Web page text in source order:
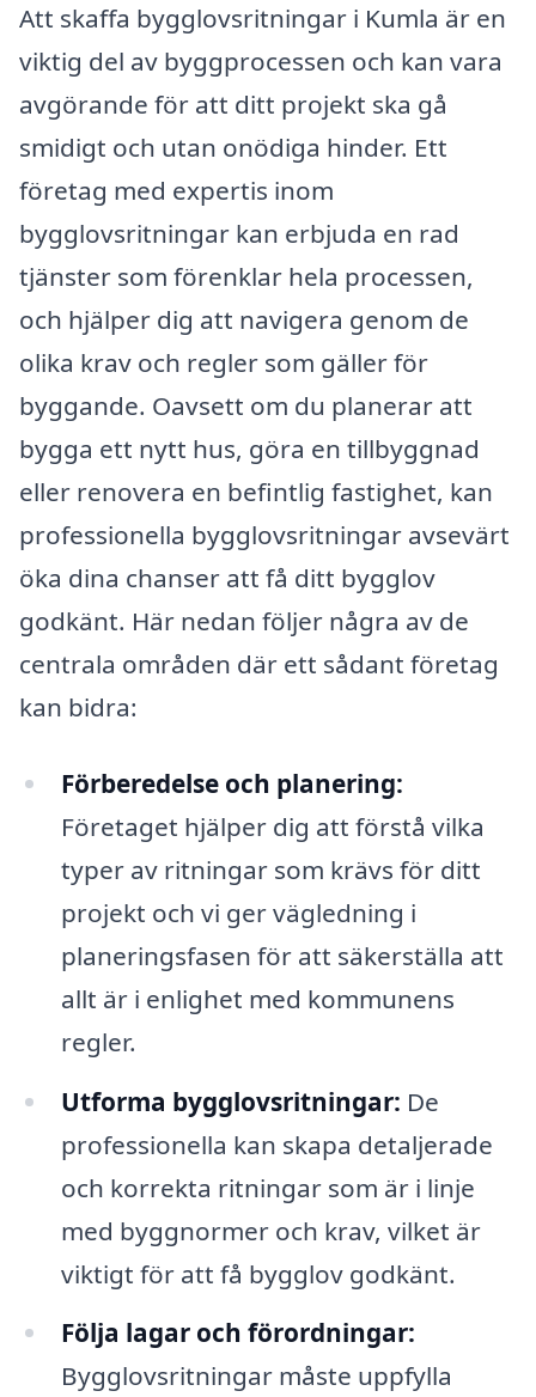
Att skaffa bygglovsritningar i Kumla är en
viktig del av byggprocessen och kan vara
avgörande för att ditt projekt ska gå
smidigt och utan onödiga hinder. Ett
företag med expertis inom
bygglovsritningar kan erbjuda en rad
tjänster som förenklar hela processen,
och hjälper dig att navigera genom de
olika krav och regler som gäller för
byggande. Oavsett om du planerar att
bygga ett nytt hus, göra en tillbyggnad
eller renovera en befintlig fastighet, kan
professionella bygglovsritningar avsevärt
öka dina chanser att få ditt bygglov
godkänt. Här nedan följer några av de
centrala områden där ett sådant företag
kan bidra:
Förberedelse och planering:
Företaget hjälper dig att förstå vilka
typer av ritningar som krävs för ditt
projekt och vi ger vägledning i
planeringsfasen för att säkerställa att
allt är i enlighet med kommunens
regler.
Utforma bygglovsritningar: De
professionella kan skapa detaljerade
och korrekta ritningar som är i linje
med byggnormer och krav, vilket är
viktigt för att få bygglov godkänt.
Följa lagar och förordningar:
Bygglovsritningar måste uppfylla